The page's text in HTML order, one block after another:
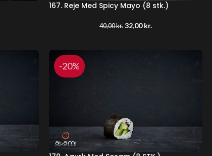
167. Reje Med Spicy Mayo (8 stk.)
40,00kr. 32,00kr.
-20%